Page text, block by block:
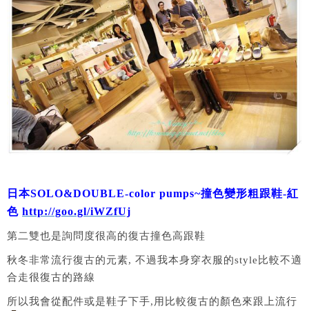
日本SOLO&DOUBLE-color pumps~撞色變形粗跟鞋-紅
色 http://goo.gl/iWZfUj
第二雙也是詢問度很高的復古撞色高跟鞋
秋冬非常流行復古的元素, 不過我本身穿衣服的style比較不適
合走很復古的路線
所以我會從配件或是鞋子下手,用比較復古的顏色來跟上流行